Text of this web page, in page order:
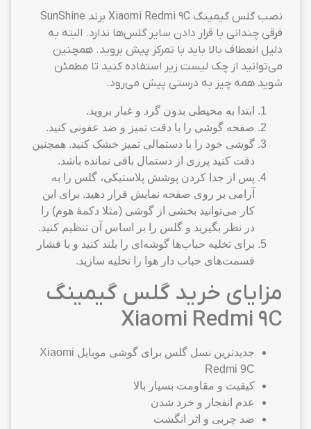
فرقی چندانی با قرار دادن سایر گلس‌ها ندارد. البته به
دلیل انعطاف بالا باید با تمرکز پیش بروید. همچنین
می‌توانید از چک لیست زیر استفاده کنید تا مطمئن
شوید همه چیز به درستی پیش می‌رود.
ابتدا به محیطی بدون گرد و غبار بروید.
صفحه گوشی را با دقت تمیز و ضد عفونی کنید.
گوشی خود را با دستمالی تمیز خشک کنید. همچنین
دقت کنید پرزی از دستمال باقی نمانده باشد.
پس از جدا کردن پوشش پلاستیکی، گلس را به
آرامی بر روی صفحه نمایش قرار دهید. برای این
کار می‌توانید بخشی از گوشی (مثلا دکمهٔ هوم) را
در نظر بگیرید و گلس را بر اساس آن تنظیم کنید.
برای تخلیه حباب‌ها گوشه‌ای را بلند کنید و با فشار
قسمت‌های حباب دار هوا را تخلیه سازید.
مزایای خرید گلس گیمینگ
Xiaomi Redmi 9C
جدیدترین نسل گلس برای گوشی موبایل Xiaomi
Redmi 9C
کیفیت و مقاومت بسیار بالا
عدم انفجار و خرد شدن
ضد چربی و اثر انگشت